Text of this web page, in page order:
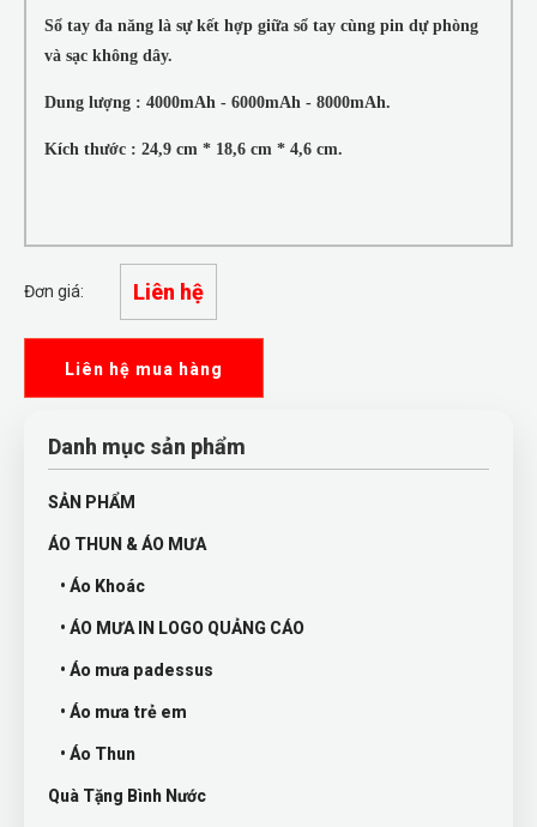
Sổ tay đa năng là sự kết hợp giữa sổ tay cùng pin dự phòng
và sạc không dây.
Dung lượng : 4000mAh - 6000mAh - 8000mAh.
Kích thước : 24,9 cm * 18,6 cm * 4,6 cm.
Đơn giá: Liên hệ
Liên hệ mua hàng
Danh mục sản phẩm
SẢN PHẨM
ÁO THUN & ÁO MƯA
• Áo Khoác
• ÁO MƯA IN LOGO QUẢNG CÁO
• Áo mưa padessus
• Áo mưa trẻ em
• Áo Thun
Quà Tặng Bình Nước